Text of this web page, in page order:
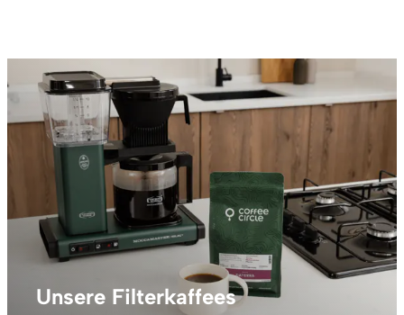
Unsere Filterkaffees